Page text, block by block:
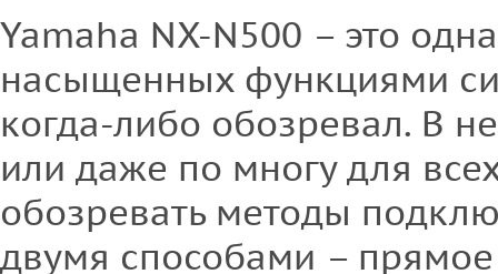
Yamaha NX-N500 – это
насыщенных функциями
когда-либо обозревал. В
или даже по многу для
обозревать методы
двумя способами –